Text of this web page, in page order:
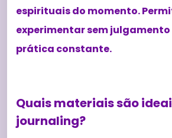
espirituais do momento.
experimentar sem
prática constante.
Quais materiais são
journaling?